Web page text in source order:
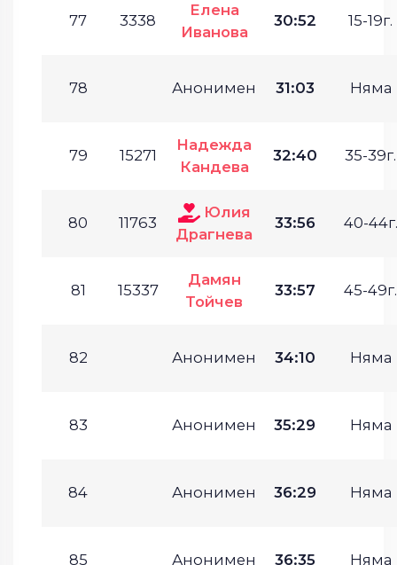
77 3338
Елена
Иванова
30:52 15-19г.
78 Анонимен 31:03 Няма
79 15271
Надежда
Кандева
32:40 35-39г.
80 11763
Юлия
Драгнева
33:56 40-44г.
81 15337
Дамян
Тойчев
33:57 45-49г.
82 Анонимен 34:10 Няма
83 Анонимен 35:29 Няма
84 Анонимен 36:29 Няма
85 Анонимен 36:35 Няма